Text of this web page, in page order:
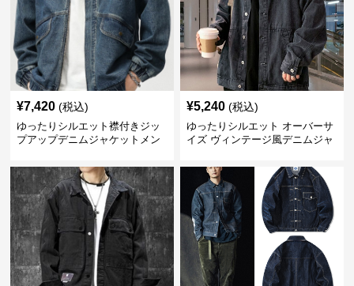
¥7,420 (税込)
ゆったりシルエット襟付きジッ
プアップデニムジャケットメン
¥5,240 (税込)
ゆったりシルエット オーバーサ
イズ ヴィンテージ風デニムジャ